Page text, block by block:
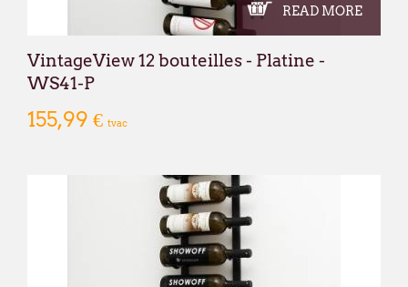
READ MORE
VintageView 12 bouteilles - Platine -
WS41-P
155,99 € tvac